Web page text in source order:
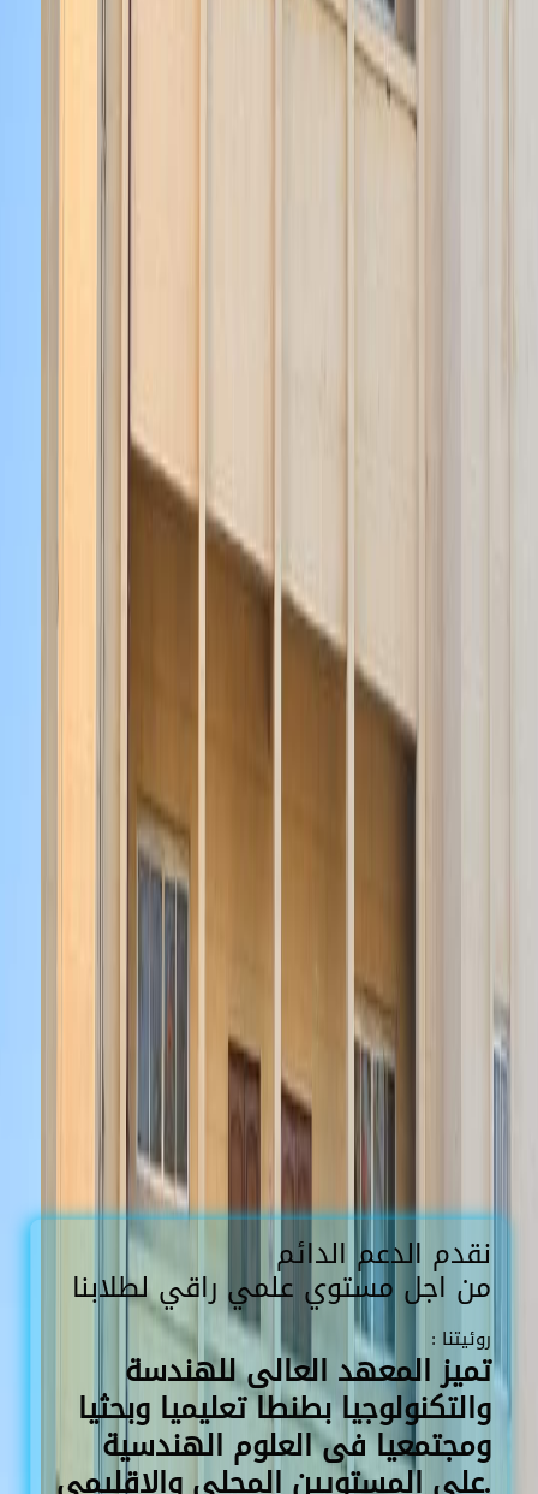
نقدم الدعم الدائم
من اجل مستوي علمي راقي لطلابنا
: روئيتنا
والتكنولوجيا بطنطا تعليميا وبحثيا
ومجتمعيا فى العلوم الهندسية
على المستويين المحلى والاقليمى.